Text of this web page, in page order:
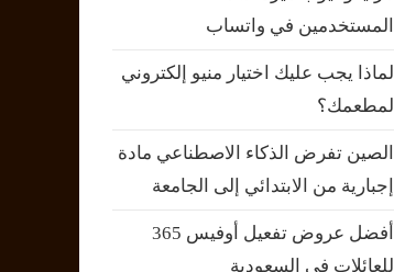
المستخدمين في واتساب
لماذا يجب عليك اختيار منيو إلكتروني
لمطعمك؟
الصين تفرض الذكاء الاصطناعي مادة
إجبارية من الابتدائي إلى الجامعة
أفضل عروض تفعيل أوفيس 365
للعائلات في السعودية